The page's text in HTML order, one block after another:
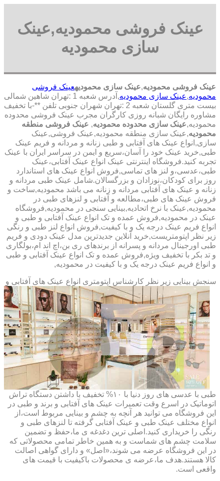
عینک فروشی محمودیه,عینک
سازی محمودیه
عینک فروشی محمودیه,عینک سازی محمودیهعینک فروشی
محمودیه,عینک سازی محمودیه
,آدرس شعبه 1 :تهران شاهین شمالی
بیست متری گلستان شعبه 2 :تهران شهران جنوبی تلفن **-با تخفیف
مشاوره رایگان شبانه روزی کارگران مجرب عینک فروشی محدوده
محمودیه,عینک سازی محدوده محمودیه, عینک فروشی منطقه
محمودیه,عینک سازی منطقه محمودیه,عینک فروشی,عینک
سازی,انواع عینک های آفتابی و طبی زنانه و مردانه و فریم عینک
طبی,خرید عینک خود را آسان،سریع و ایمن در سراسر ایران با عینک
تجربه کنید.فروشگاه اینترنتی عینک انواع عینک آفتابی،عینک
طبی،عدسی،و لنز های تماسی,فروش انواع عینک های استاندارد
روز برای کودکان،نوزادان و بزرگسالان.شامل عینک طبی مردانه و
زنانه و عینک های آفتابی مردانه و زنانه می باشد محمودیه,ساخت و
فروش عینک های طبی،مطالعه و آفتابی و لنزهای طبی در
محمودیه,عینک با نرخ اتحادیه,بینایی سنجی در محمودیه,فروشگاه
عینک در محمودیه,فروش عمده و تک انواع عینک آفتابی و طبی و
انواع فریم عینک درجه یک و با کیفیت,فروش انواع لنز طبی و رنگی
زیر نظر اپتومتریست,خرید آنلاین جدیدترین مدل عینک دودی و فریم
طبی اورجینال مردانه و پسرانه از برندهای ری بن،اچ اند ام،بولگاری
و تد بکر با تخفیف ویژه,فروش عمده و تک انواع عینک آفتابی و طبی
و انواع فریم عینک درجه یک و با کیفیت در محمودیه,
سنجش بینایی زیر نظر کارشناس اپتومتری انواع عینک های آفتابی و
طبی با عدسی های روز دنیا با ۱۰% تخفیف با داشتن دستگاه تراش
اتوماتیک در اسرع وقت تعمیرات عینک های آفتابی و برند و طبی در
این فروشگاه می توانید هر آنچه به چشم و بینایی مربوط است،از
انواع مختلف عینک طبی و عینک آفتابی گرفته تا لنزهای طبی و
رنگی را خریداری کنید.اصلی ترین دغدغه ی ما،حفظ و تضمین
سلامت چشم های شماست و به همین خاطر تمامی محصولاتی که
در این فروشگاه عرضه می شوند،«اصل» و دارای گواهی اصالت
کالا هستند.هدف ما،عرضه ی محصولات باکیفیت با قیمت های
واقعی است.